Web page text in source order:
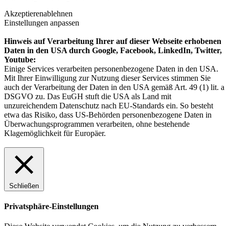
Akzeptierenablehnen
Einstellungen anpassen
Hinweis auf Verarbeitung Ihrer auf dieser Webseite erhobenen
Daten in den USA durch Google, Facebook, LinkedIn, Twitter,
Youtube:
Einige Services verarbeiten personenbezogene Daten in den USA.
Mit Ihrer Einwilligung zur Nutzung dieser Services stimmen Sie
auch der Verarbeitung der Daten in den USA gemäß Art. 49 (1) lit. a
DSGVO zu. Das EuGH stuft die USA als Land mit
unzureichendem Datenschutz nach EU-Standards ein. So besteht
etwa das Risiko, dass US-Behörden personenbezogene Daten in
Überwachungsprogrammen verarbeiten, ohne bestehende
Klagemöglichkeit für Europäer.
Schließen
Privatsphäre-Einstellungen